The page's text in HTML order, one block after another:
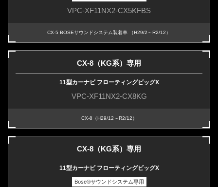
VPC-XF11NX2-CX5KFBS
CX-5 BOSEサウンドシステム装着車 （H29/2～R2/12）
CX-8（KG系）専用
11型カーナビ フローティングビッグX
VPC-XF11NX2-CX8KG
CX-8（H29/12～R2/12）
CX-8（KG系）専用
11型カーナビ フローティングビッグX
Bose®サウンドシステム専用